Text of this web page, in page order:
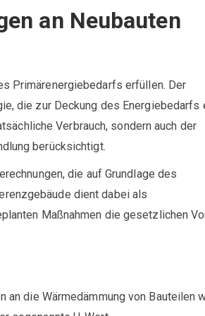
an Neubauten
Primärenergiebedarfs erfüllen. Der
die zur Deckung des Energiebedarfs
Verbrauch, sondern auch der
berücksichtigt.
die auf Grundlage des
dient dabei als
Maßnahmen die gesetzlichen
die Wärmedämmung von Bauteilen